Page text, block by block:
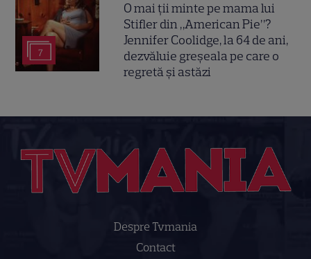
7
O mai ții minte pe mama lui
Stifler din „American Pie”?
Jennifer Coolidge, la 64 de ani,
dezvăluie greșeala pe care o
regretă și astăzi
Despre Tvmania
Contact